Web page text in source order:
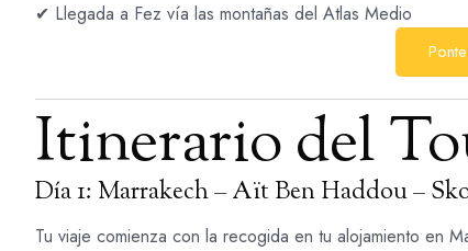
✔ Llegada a Fez vía las montañas del Atlas Medio
Itinerario del
Día 1: Marrakech – Aït Ben Haddou –
Tu viaje comienza con la recogida en tu alojamiento en